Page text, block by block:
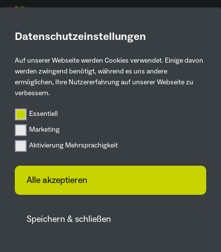
Datenschutzeinstellungen
Auf unserer Webseite werden Cookies verwendet. Einige davon
werden zwingend benötigt, während es uns andere
ermöglichen, Ihre Nutzererfahrung auf unserer Webseite zu
verbessern.
Essentiell
Marketing
Aktivierung Mehrsprachigkeit
Alle akzeptieren
Speichern & schließen
Aktuelles
Zurück
DBG-Forum bei der IGA
Ruhrgebiet 2027
„Wie wollen wir morgen leben?“ -
Inspirierende Vorträge und intensive
Diskussionen